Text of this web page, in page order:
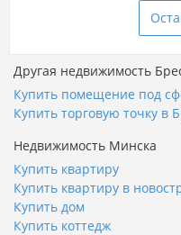
Другая недвижимость
Купить помещение под
Купить торговую точку в
Недвижимость Минска
Купить квартиру
Купить квартиру в
Купить дом
Купить коттедж